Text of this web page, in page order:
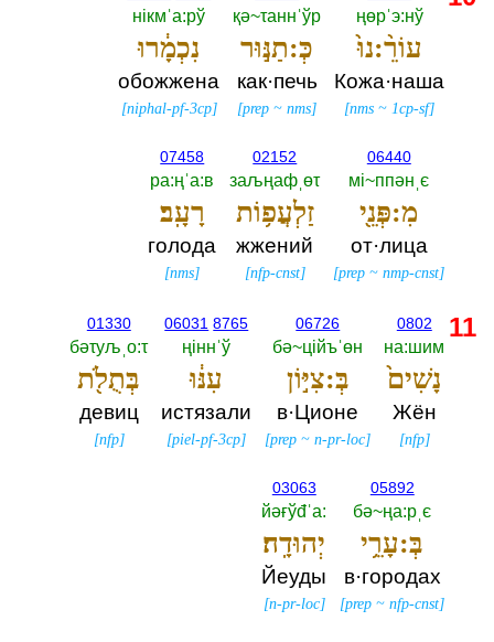
ңөрˈэ:нў
עוֹרֵ֨:נוּ֙
Кожа·наша
[nms ~1cp-sf]
қә~τаннˈўр
כְּ:תַנּ֣וּר
как·печь
[prep ~nms]
нiкмˈа:рў
נִכְמָ֔רוּ
обожжена
[niphal-pf-3cp]
06440
мi~ппәнˌє
מִ:פְּנֵ֖י
от·лица
[prep ~nmp-cnst]
02152
заљңафˌөτ
זַלְעֲפ֥וֹת
жжений
[nfp-cnst]
07458
ра:ңˈа:в
רָעָֽב׃
голода
[nms]
0802
на:шим
נָשִׁים֙
Жён
[nfp]
06726
бә~цiйъˈөн
בְּ:צִיּ֣וֹן
в·Ционе
[prep ~n-pr-loc]
06031 8765
ңiннˈў
עִנּ֔וּ
истязали
[piel-pf-3cp]
01330
бәτуљˌо:τ
בְּתֻלֹ֖ת
девиц
[nfp]
05892
бә~ңа:рˌє
בְּ:עָרֵ֥י
в·городах
[prep ~nfp-cnst]
03063
йәғўđˈа:‎
יְהוּדָֽה׃
Йеуды
[n-pr-loc]
11